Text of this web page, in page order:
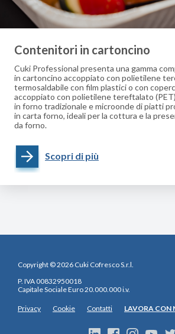
Contenitori in cartoncino
Cuki Professional presenta una gamma
in cartoncino accoppiato con polietilene
termosaldabile con film plastici o con
accoppiato con polietilene tereftalato
in forno tradizionale e microonde di piatti
in carta forno, ideali per la cottura e la
da forno.
Scopri di più
Copyright © 2026 Cuki Cofresco S.r.l.
P. IVA 00832950018
Capitale Sociale Euro 20.000.000 i.v.
Privacy Cookie Contatti LAVORA CON